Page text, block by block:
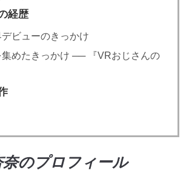
経歴
ビューのきっかけ
集めたきっかけ ── 『VRおじさんの
奈のプロフィール